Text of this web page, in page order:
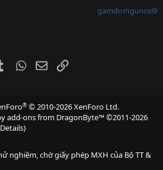
gamdomguncel9
TumblrWhatsApp
EmailLink
® © 2010-2026 XenForo Ltd.
add-ons from DragonByte™©2011-2026
Details)
nghiệm, chờ giấy phép MXH của Bộ TT &